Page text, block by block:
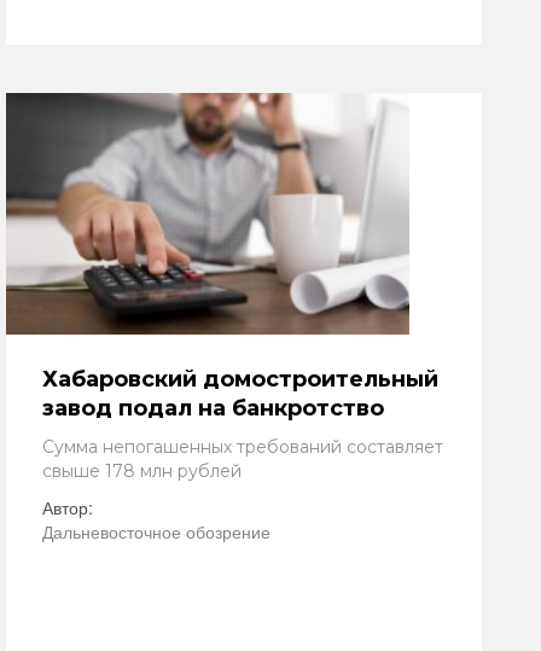
Хабаровский домостроительный
завод подал на банкротство
Сумма непогашенных требований составляет
свыше 178 млн рублей
Автор:
Дальневосточное обозрение